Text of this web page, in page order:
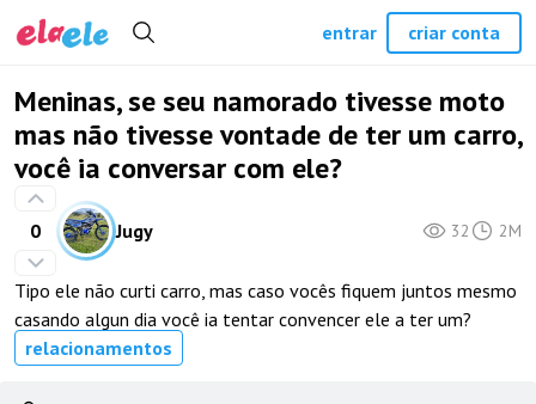
Meninas, se seu namorado tivesse moto
mas não tivesse vontade de ter um carro,
você ia conversar com ele?
0 Jugy 32 2M
Tipo ele não curti carro, mas caso vocês fiquem juntos mesmo
casando algun dia você ia tentar convencer ele a ter um?
relacionamentos
entrar criar conta